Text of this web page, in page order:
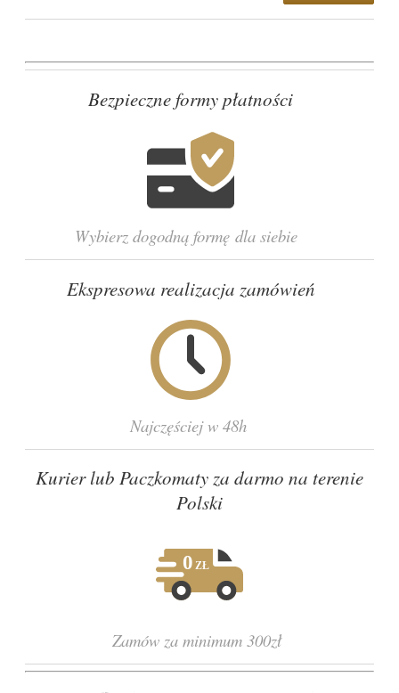
Bezpieczne formy płatności
Wybierz dogodną formę dla siebie
Ekspresowa realizacja zamówień
Najczęściej w 48h
Kurier lub Paczkomaty za darmo na terenie
Polski
Zamów za minimum 300zł